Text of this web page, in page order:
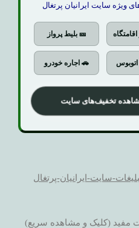
ویژه سایت ایرانیان پرتغال
🎫 بلیط پرواز
🚗 اجاره خودرو
تخفیف‌های سایت
مفید (کلیک و مشاهده سریع)